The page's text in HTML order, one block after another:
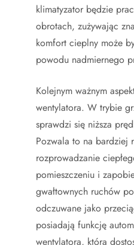
klimatyzator będzie
obrotach, zużywając
komfort cieplny może
powodu nadmiernego
Kolejnym ważnym
wentylatora. W trybie
sprawdzi się niższa
Pozwala to na bardziej
rozprowadzanie
pomieszczeniu i
gwałtownych ruchów
odczuwane jako
posiadają funkcję
wentylatora, która